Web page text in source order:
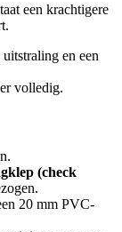
een krachtigere
en een
volledig.
(check
20 mm PVC-